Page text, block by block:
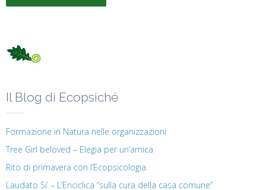
Il Blog di Ecopsiché
Formazione in Natura nelle organizzazioni
Tree Girl beloved – Elegia per un’amica
Rito di primavera con l’Ecopsicologia
Laudato Si’ – L’Enciclica “sulla cura della casa comune”